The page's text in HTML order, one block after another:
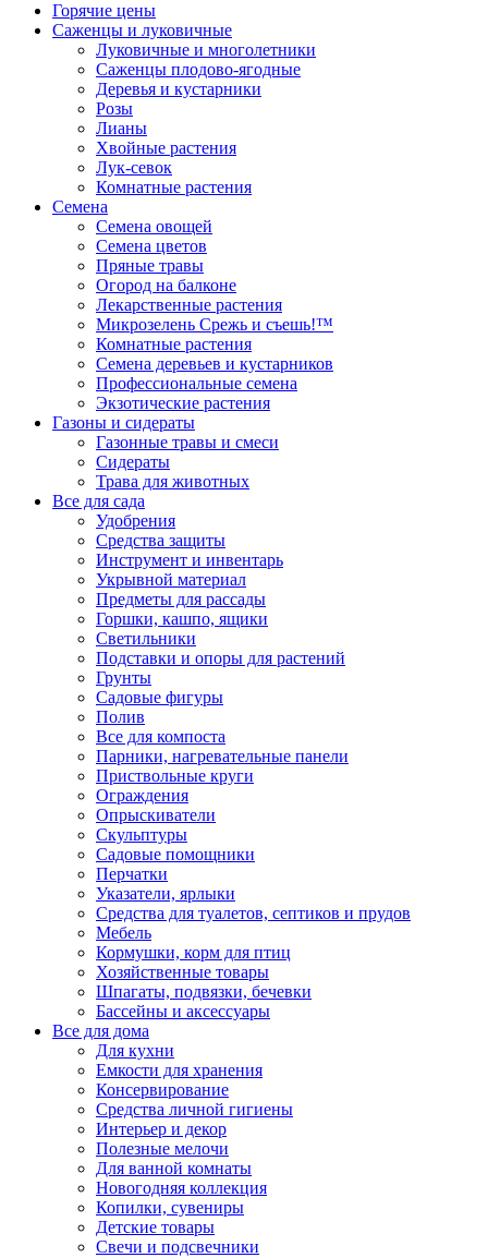
Горячие цены
Саженцы и луковичные
Луковичные и многолетники
Саженцы плодово-ягодные
Деревья и кустарники
Розы
Лианы
Хвойные растения
Лук-севок
Комнатные растения
Семена
Семена овощей
Семена цветов
Пряные травы
Огород на балконе
Лекарственные растения
Микрозелень Срежь и съешь!™
Комнатные растения
Семена деревьев и кустарников
Профессиональные семена
Экзотические растения
Газоны и сидераты
Газонные травы и смеси
Сидераты
Трава для животных
Все для сада
Удобрения
Средства защиты
Инструмент и инвентарь
Укрывной материал
Предметы для рассады
Горшки, кашпо, ящики
Светильники
Подставки и опоры для растений
Грунты
Садовые фигуры
Полив
Все для компоста
Парники, нагревательные панели
Приствольные круги
Ограждения
Опрыскиватели
Скульптуры
Садовые помощники
Перчатки
Указатели, ярлыки
Средства для туалетов, септиков и прудов
Мебель
Кормушки, корм для птиц
Хозяйственные товары
Шпагаты, подвязки, бечевки
Бассейны и аксессуары
Все для дома
Для кухни
Емкости для хранения
Консервирование
Средства личной гигиены
Интерьер и декор
Полезные мелочи
Для ванной комнаты
Новогодняя коллекция
Копилки, сувениры
Детские товары
Свечи и подсвечники